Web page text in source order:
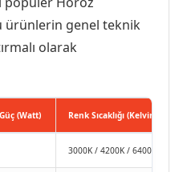
ürünlerin genel teknik
olarak
(Watt) Renk Sıcaklığı (Kelvin)
3000K / 4200K / 6400K